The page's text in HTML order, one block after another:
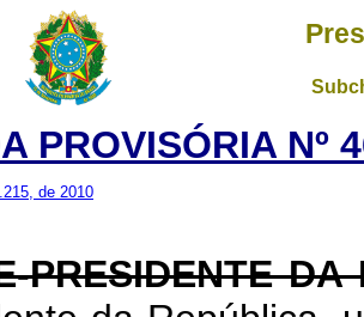
PROVISÓRIA Nº
de 2010
PRESIDENTE DA